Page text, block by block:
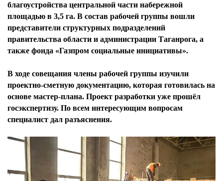
благоустройства центральной части набережной
площадью в 3,5 га. В состав рабочей группы вошли
представители структурных подразделений
правительства области и администрации Таганрога, а
также фонда «Газпром социальные инициативы».
В ходе совещания члены рабочей группы изучили
проектно-сметную документацию, которая готовилась на
основе мастер-плана. Проект разработки уже прошёл
госэкспертизу. По всем интересующим вопросам
специалист дал разъяснения.